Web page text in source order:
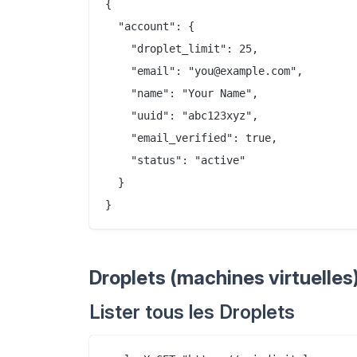
{
  "account": {
    "droplet_limit": 25,
    "email": "you@example.com",
    "name": "Your Name",
    "uuid": "abc123xyz",
    "email_verified": true,
    "status": "active"
  }
Droplets (machines
Lister tous les Droplets